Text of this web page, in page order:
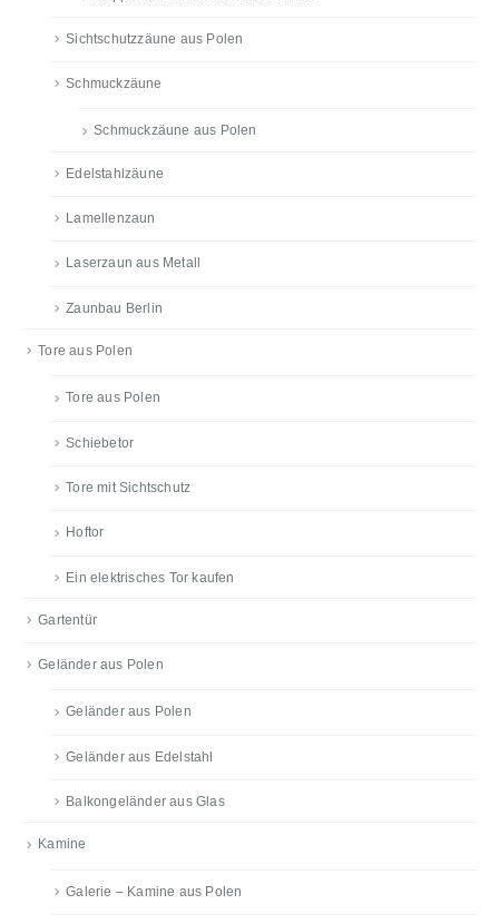
Sichtschutzzäune aus Polen
Schmuckzäune
Schmuckzäune aus Polen
Edelstahlzäune
Lamellenzaun
Laserzaun aus Metall
Zaunbau Berlin
Tore aus Polen
Tore aus Polen
Schiebetor
Tore mit Sichtschutz
Hoftor
Ein elektrisches Tor kaufen
Gartentür
Geländer aus Polen
Geländer aus Polen
Geländer aus Edelstahl
Balkongeländer aus Glas
Kamine
Galerie – Kamine aus Polen